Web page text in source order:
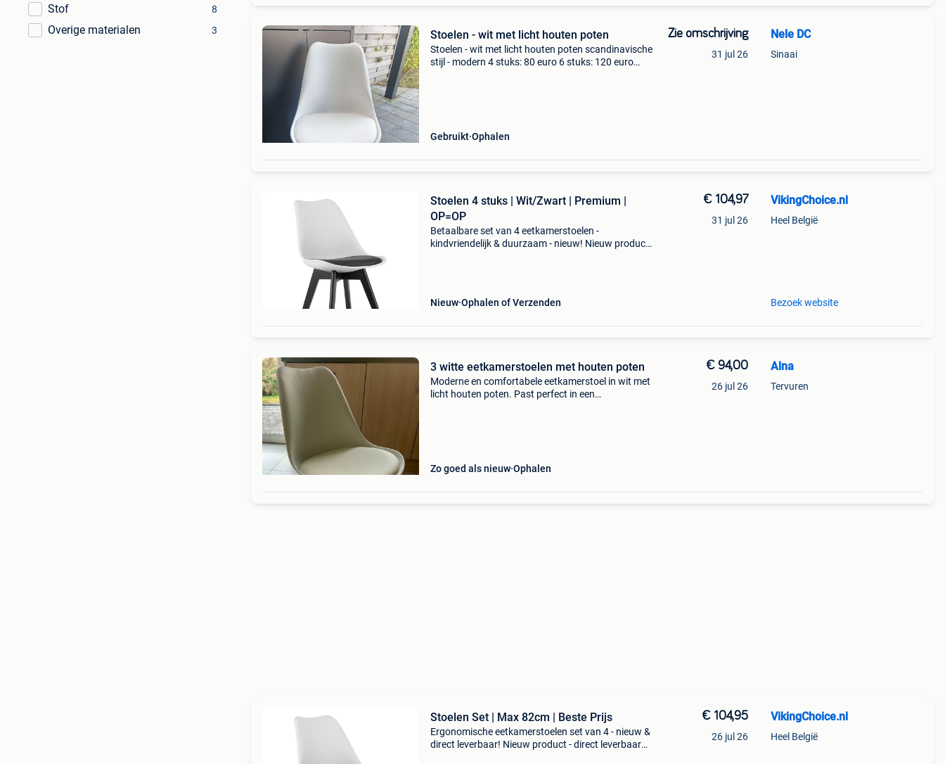
Stof 8
Overige materialen 3 Stoelen - wit met licht houten poten
Stoelen - wit met licht houten poten scandinavische
stijl - modern 4 stuks: 80 euro 6 stuks: 120 euro
Gebruikt Ophalen
Zie omschrijving
31 jul 26
Nele DC
Sinaai
Stoelen 4 stuks | Wit/Zwart | Premium |
OP=OP
Betaalbare set van 4 eetkamerstoelen -
kindvriendelijk & duurzaam - nieuw! Nieuw product
Nieuw Ophalen of Verzenden
€ 104,97
31 jul 26
VikingChoice.nl
Heel België
Bezoek website
3 witte eetkamerstoelen met houten poten
Moderne en comfortabele eetkamerstoel in wit met
licht houten poten. Past perfect in een
Zo goed als nieuw Ophalen
€ 94,00
26 jul 26
Alna
Tervuren
Stoelen Set | Max 82cm | Beste Prijs
Ergonomische eetkamerstoelen set van 4 - nieuw &
direct leverbaar! Nieuw product - direct leverbaar
€ 104,95
26 jul 26
VikingChoice.nl
Heel België